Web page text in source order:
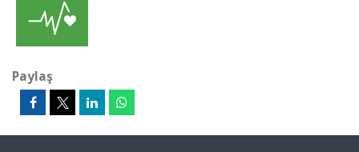
Paylaş